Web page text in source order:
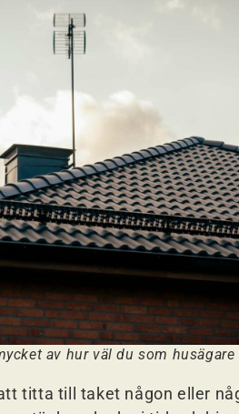
av hur väl du som husägare
titta till taket någon eller